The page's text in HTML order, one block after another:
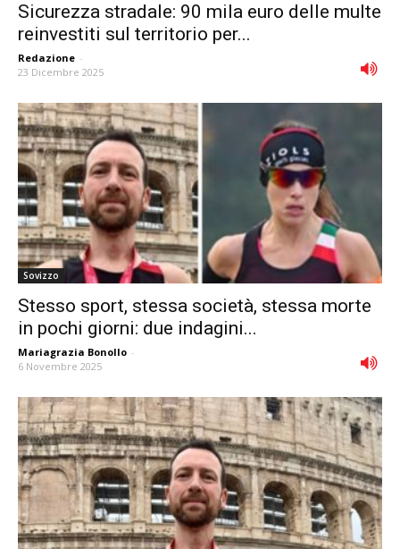
Sicurezza stradale: 90 mila euro delle multe
reinvestiti sul territorio per...
Redazione -
23 Dicembre 2025
Sovizzo
Stesso sport, stessa società, stessa morte
in pochi giorni: due indagini...
Mariagrazia Bonollo -
6 Novembre 2025